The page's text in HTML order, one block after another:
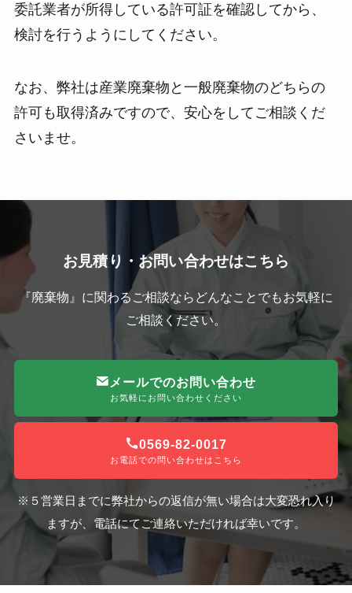
委託業者が所得している許可証を確認してから、
検討を行うようにしてください。
なお、弊社は産業廃棄物と一般廃棄物のどちらの
許可も取得済みですので、安心をしてご相談くだ
さいませ。
お見積り・お問い合わせはこちら
『廃棄物』に関わるご相談ならどんなことでもお気軽に
ご相談ください。
メールでのお問い合わせ
お気軽にお問い合わせください
0569-82-0017
お電話での問い合わせはこちら
※５営業日までに弊社からの返信が無い場合は大変恐れ入り
ますが、電話にてご連絡いただければ幸いです。